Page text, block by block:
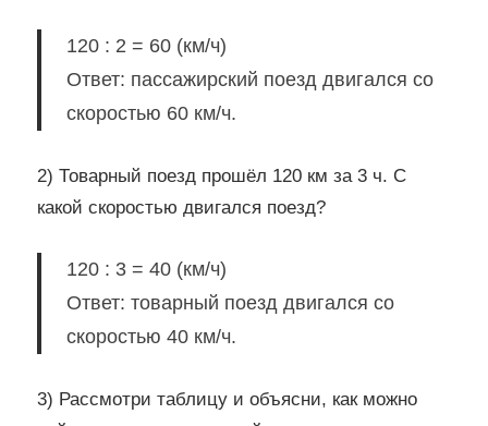
120 : 2 = 60 (км/ч)
Ответ: пассажирский поезд двигался со
скоростью 60 км/ч.
2) Товарный поезд прошёл 120 км за 3 ч. С
какой скоростью двигался поезд?
120 : 3 = 40 (км/ч)
Ответ: товарный поезд двигался со
скоростью 40 км/ч.
3) Рассмотри таблицу и объясни, как можно